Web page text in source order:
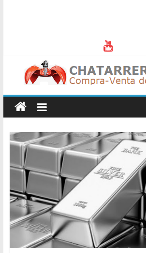
Chatarreros
–
Precio
de
Chatarra
Directorio
Chatarreros